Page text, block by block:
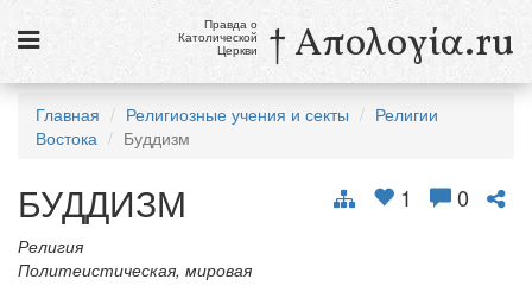
Новости
Католики в России
Галерея
Правда о
Католической
Церкви † Απολογία.ru
Главная Религиозные учения и секты
Религии
Востока
Буддизм
1 0
БУДДИЗМ
Религия
Политеистическая, мировая